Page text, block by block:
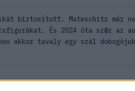
biztosított. Mateschitz már
És 2024 óta sz@r az
akkor tavaly egy szál